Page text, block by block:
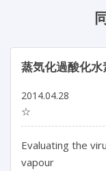
蒸気化過酸化
2014.04.28
☆
Evaluating the
vapour